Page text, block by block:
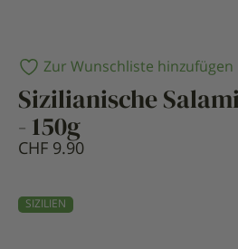
Zur Wunschliste hinzufügen
Sizilianische
- 150g
CHF 9.90
SIZILIEN